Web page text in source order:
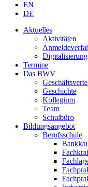
EN
DE
Aktuelles
Aktivitäten
Digitalisierung
Termine
Das BWV
Geschichte
Kollegium
Team
Schulbüro
Bildungsangebot
Berufsschule